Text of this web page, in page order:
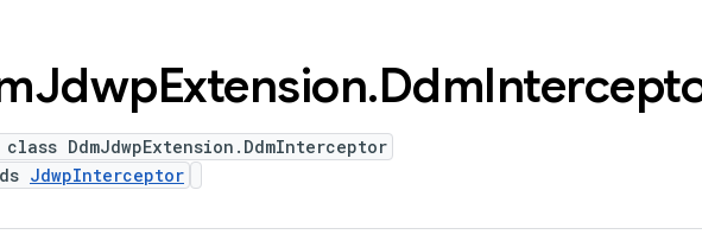
JdwpExtension.Ddm
DdmJdwpExtension.DdmInterceptor
JdwpInterceptor